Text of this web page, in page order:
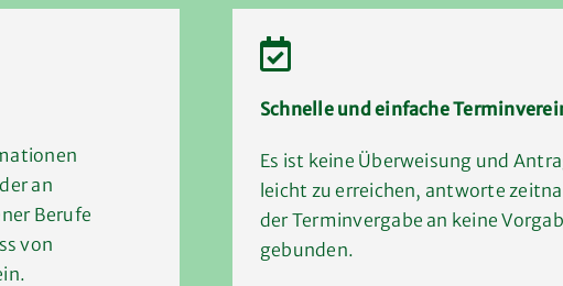
an
Berufe
von
Schnelle und einfache
Es ist keine Überweisung und
leicht zu erreichen, antworte
der Terminvergabe an keine
gebunden.